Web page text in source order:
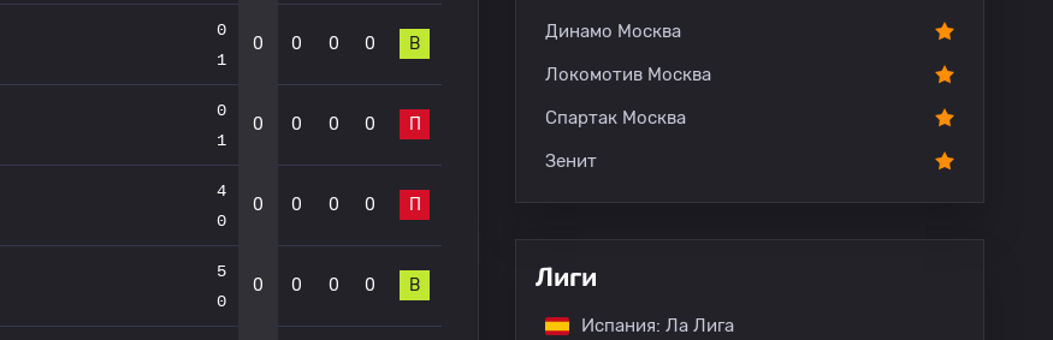
0
1
0 0 0 0 В
0
1
0 0 0 0 П
4
0
0 0 0 0 П
5
0
0 0 0 0 В
Динамо Москва
Локомотив Москва
Спартак Москва
Зенит
Лиги
Испания: Ла Лига